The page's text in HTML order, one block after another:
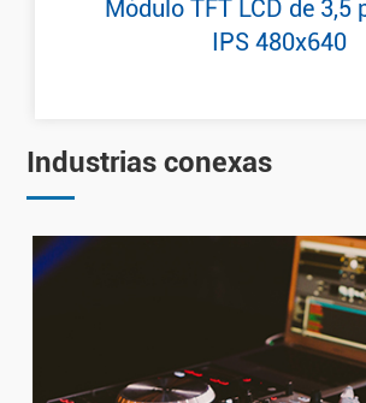
Módulo TFT LCD de 3,5
IPS 480x640
Industrias conexas